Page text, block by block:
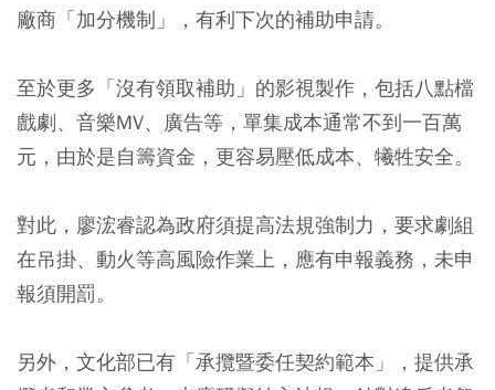
廠商「加分機制」，有利下次的補助申請。
至於更多「沒有領取補助」的影視製作，包括八點檔
戲劇、音樂MV、廣告等，單集成本通常不到一百萬
元，由於是自籌資金，更容易壓低成本、犧牲安全。
對此，廖浤睿認為政府須提高法規強制力，要求劇組
在吊掛、動火等高風險作業上，應有申報義務，未申
報須開罰。
另外，文化部已有「承攬暨委任契約範本」，提供承